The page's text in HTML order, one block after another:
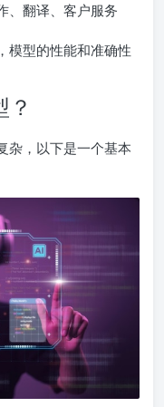
、翻译、客户服务
模型的性能和准确性
杂，以下是一个基本